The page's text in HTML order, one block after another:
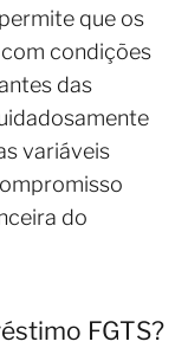
que os
condições
das
variáveis
do
FGTS?